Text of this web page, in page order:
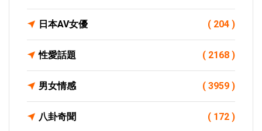
日本AV女優 ( 204 )
性愛話題 ( 2168 )
男女情感 ( 3959 )
八卦奇聞 ( 172 )